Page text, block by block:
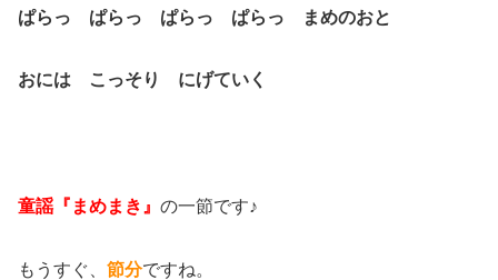
ぱらっ ぱらっ ぱらっ ぱらっ まめのおと
おには こっそり にげていく
童謡『まめまき』 の一節です♪
もうすぐ、 節分ですね。